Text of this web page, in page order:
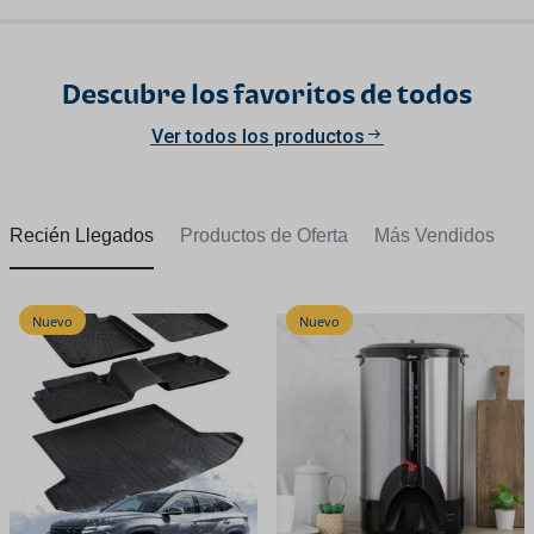
Descubre los favoritos de todos
Ver todos los productos
Recién Llegados Productos de Oferta Más Vendidos
Nuevo Nuevo